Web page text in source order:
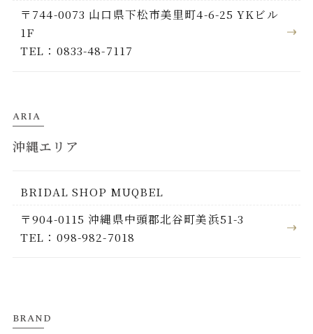
〒744-0073 山口県下松市美里町4-6-25 YKビル
1F
TEL：0833-48-7117
ARIA
沖縄エリア
BRIDAL SHOP MUQBEL
〒904-0115 沖縄県中頭郡北谷町美浜51-3
TEL：098-982-7018
BRAND